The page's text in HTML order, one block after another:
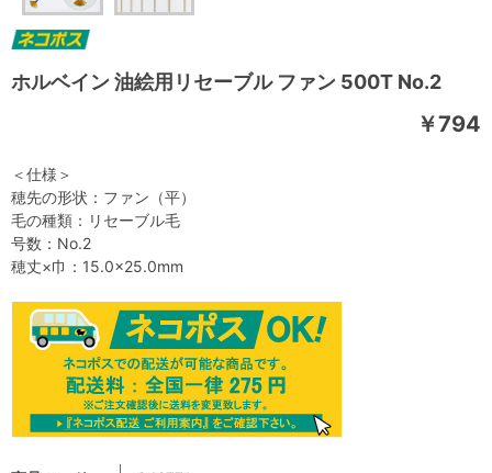
ホルベイン 油絵用リセーブル ファン 500T No.2
￥794
＜仕様＞
穂先の形状：ファン（平）
毛の種類：リセーブル毛
号数：No.2
穂丈×巾：15.0×25.0mm